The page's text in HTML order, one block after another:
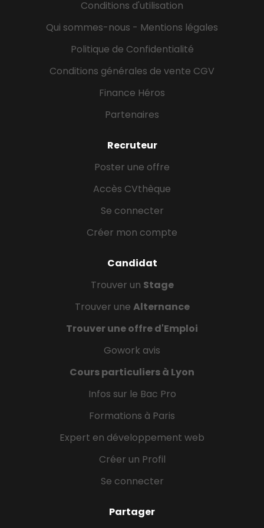
à la préparation des assemblées générales (suivi
planning...
Conditions d'utilisation
Qui sommes-nous - Mentions légales
Politique de Confidentialité
Conditions générales de vente CGV
Finance Héros
Partenaires
Recruteur
Poster une offre
Accès CVthèque
Se connecter
Créer mon compte
Candidat
Trouver un Stage
Trouver une Alternance
Trouver une offre d'Emploi
Gowork avis
Cours particuliers à Lyon
Infos sur le Bac Pro
Formations à Paris
Expert en développement web
Créer un Profil
Se connecter
Partager